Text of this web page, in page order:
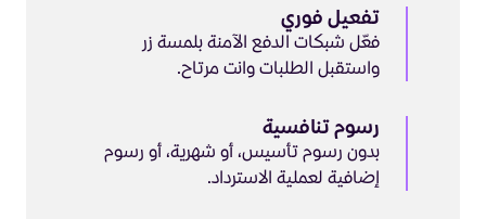
تفعيل فوري
فعّل شبكات الدفع الآمنة بلمسة زر
واستقبل الطلبات وانت مرتاح.
رسوم تنافسية
بدون رسوم تأسيس، أو شهرية، أو رسوم
إضافية لعملية الاسترداد.